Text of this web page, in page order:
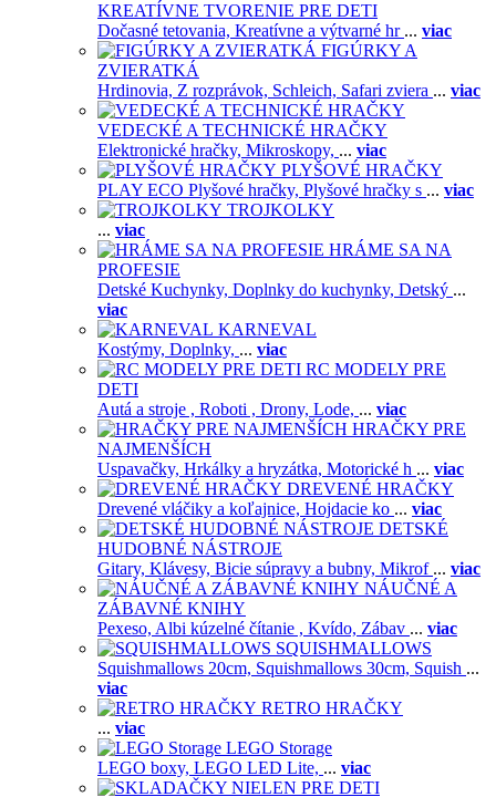
KREATÍVNE TVORENIE PRE DETI
Dočasné tetovania, Kreatívne a výtvarné hr ... viac
FIGÚRKY A
ZVIERATKÁ
Hrdinovia, Z rozprávok, Schleich, Safari zviera ... viac
VEDECKÉ A TECHNICKÉ HRAČKY
Elektronické hračky, Mikroskopy, ... viac
PLYŠOVÉ HRAČKY
PLAY ECO Plyšové hračky, Plyšové hračky s ... viac
TROJKOLKY
... viac
HRÁME SA NA
PROFESIE
Detské Kuchynky, Doplnky do kuchynky, Detský ...
viac
KARNEVAL
Kostýmy, Doplnky, ... viac
RC MODELY PRE
DETI
Autá a stroje , Roboti , Drony, Lode, ... viac
HRAČKY PRE
NAJMENŠÍCH
Uspavačky, Hrkálky a hryzátka, Motorické h ... viac
DREVENÉ HRAČKY
Drevené vláčiky a koľajnice, Hojdacie ko ... viac
DETSKÉ
HUDOBNÉ NÁSTROJE
Gitary, Klávesy, Bicie súpravy a bubny, Mikrof ... viac
NÁUČNÉ A
ZÁBAVNÉ KNIHY
Pexeso, Albi kúzelné čítanie , Kvído, Zábav ... viac
SQUISHMALLOWS
Squishmallows 20cm, Squishmallows 30cm, Squish ...
viac
RETRO HRAČKY
... viac
LEGO Storage
LEGO boxy, LEGO LED Lite, ... viac